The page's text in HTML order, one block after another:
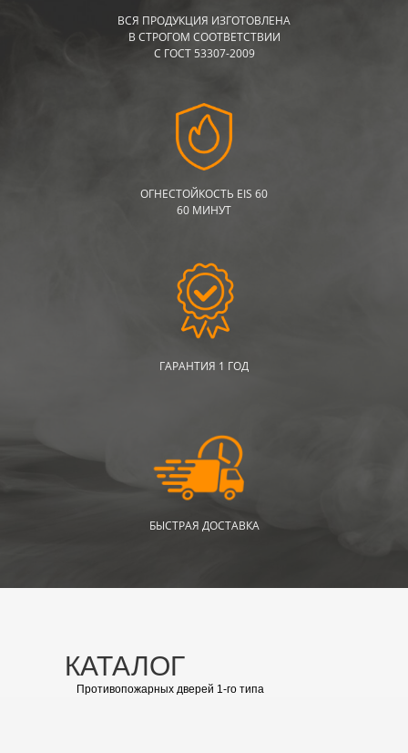
ВСЯ ПРОДУКЦИЯ ИЗГОТОВЛЕНА
В СТРОГОМ СООТВЕТСТВИИ
С ГОСТ 53307-2009
ОГНЕСТОЙКОСТЬ EIS 60
60 МИНУТ
ГАРАНТИЯ 1 ГОД
БЫСТРАЯ ДОСТАВКА
КАТАЛОГ
Противопожарных дверей 1-го типа